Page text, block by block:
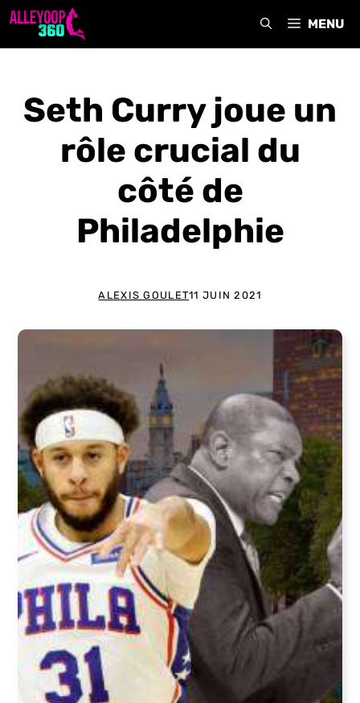
Aller
MENU
Seth Curry joue un
rôle crucial du
côté de
Philadelphie
ALEXIS GOULET11 JUIN 2021